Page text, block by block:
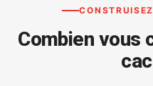
Combien vous